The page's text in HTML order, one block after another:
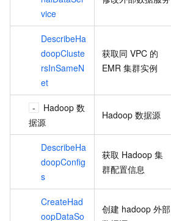
vice
DescribeHa
doopCluste
rsInSameN
et
获取同 VPC 的
EMR 集群实例
Hadoop 数
据源
Hadoop 数据源
DescribeHa
doopConfig
s
获取 Hadoop 集
群配置信息
CreateHad
oopDataSo
创建 hadoop 外部